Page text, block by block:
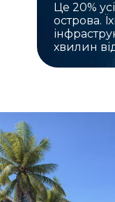
Це 20%
острова.
хвилин